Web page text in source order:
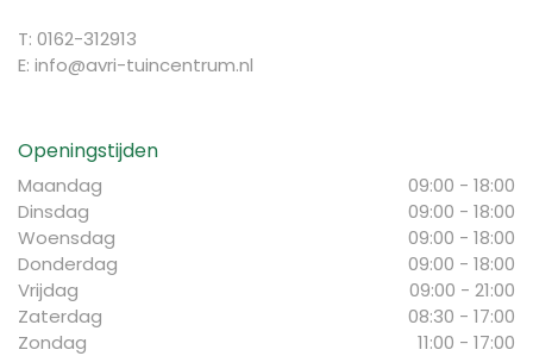
T: 0162-312913
E: info@avri-tuincentrum.nl
Openingstijden
Maandag
09:00 - 18:00
Dinsdag
09:00 - 18:00
Woensdag
09:00 - 18:00
Donderdag
09:00 - 18:00
Vrijdag
09:00 - 21:00
Zaterdag
08:30 - 17:00
Zondag
11:00 - 17:00